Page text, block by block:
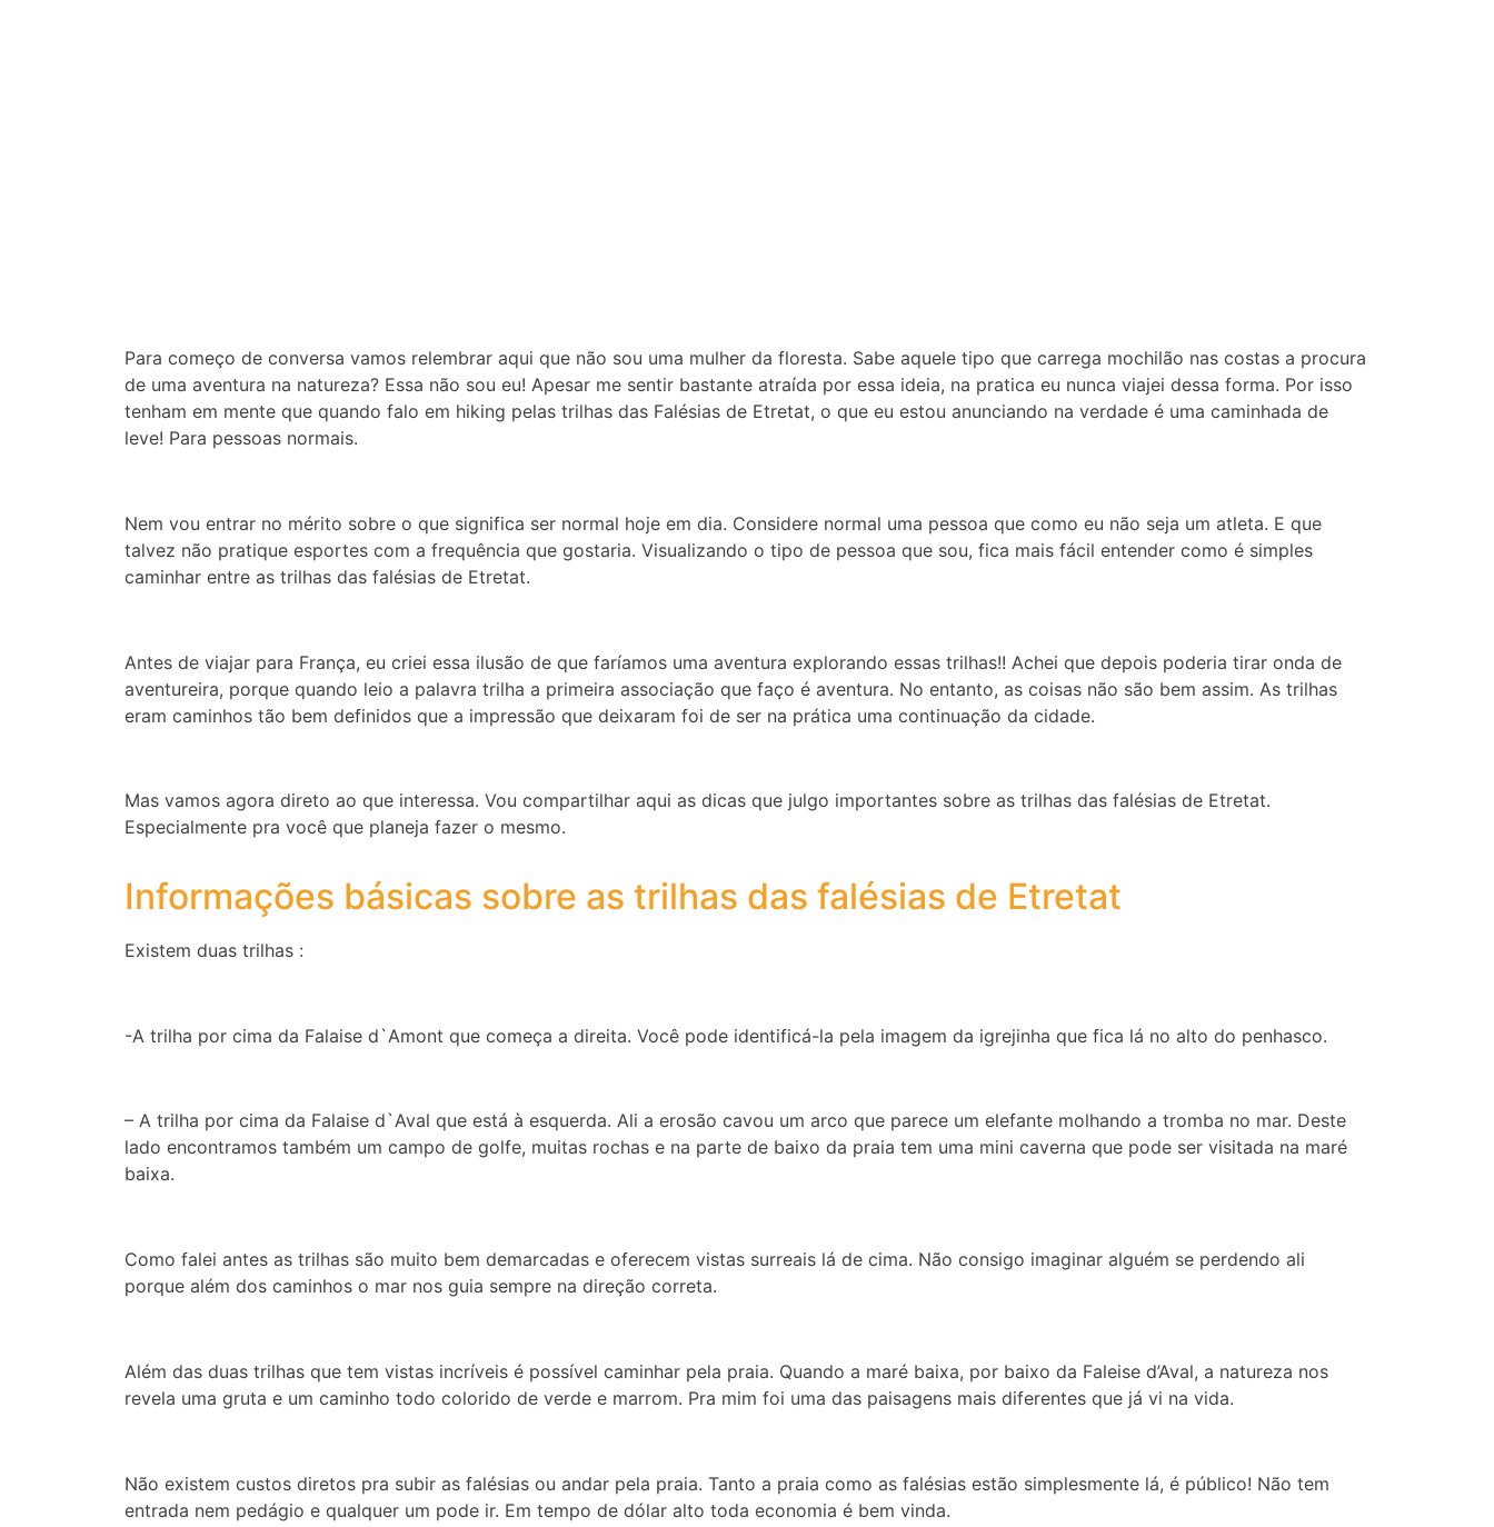
Para começo de conversa vamos relembrar aqui que não sou uma mulher da floresta. Sabe aquele tipo que carrega mochilão nas costas a procura
de uma aventura na natureza? Essa não sou eu! Apesar me sentir bastante atraída por essa ideia, na pratica eu nunca viajei dessa forma. Por isso
tenham em mente que quando falo em hiking pelas trilhas das Falésias de Etretat, o que eu estou anunciando na verdade é uma caminhada de
leve! Para pessoas normais.
Nem vou entrar no mérito sobre o que significa ser normal hoje em dia. Considere normal uma pessoa que como eu não seja um atleta. E que
talvez não pratique esportes com a frequência que gostaria. Visualizando o tipo de pessoa que sou, fica mais fácil entender como é simples
caminhar entre as trilhas das falésias de Etretat.
Antes de viajar para França, eu criei essa ilusão de que faríamos uma aventura explorando essas trilhas!! Achei que depois poderia tirar onda de
aventureira, porque quando leio a palavra trilha a primeira associação que faço é aventura. No entanto, as coisas não são bem assim. As trilhas
eram caminhos tão bem definidos que a impressão que deixaram foi de ser na prática uma continuação da cidade.
Mas vamos agora direto ao que interessa. Vou compartilhar aqui as dicas que julgo importantes sobre as trilhas das falésias de Etretat.
Especialmente pra você que planeja fazer o mesmo.
Informações básicas sobre as trilhas das falésias de Etretat
Existem duas trilhas :
-A trilha por cima da Falaise d`Amont que começa a direita. Você pode identificá-la pela imagem da igrejinha que fica lá no alto do penhasco.
– A trilha por cima da Falaise d`Aval que está à esquerda. Ali a erosão cavou um arco que parece um elefante molhando a tromba no mar. Deste
lado encontramos também um campo de golfe, muitas rochas e na parte de baixo da praia tem uma mini caverna que pode ser visitada na maré
baixa.
Como falei antes as trilhas são muito bem demarcadas e oferecem vistas surreais lá de cima. Não consigo imaginar alguém se perdendo ali
porque além dos caminhos o mar nos guia sempre na direção correta.
Além das duas trilhas que tem vistas incríveis é possível caminhar pela praia. Quando a maré baixa, por baixo da Faleise d’Aval, a natureza nos
revela uma gruta e um caminho todo colorido de verde e marrom. Pra mim foi uma das paisagens mais diferentes que já vi na vida.
Não existem custos diretos pra subir as falésias ou andar pela praia. Tanto a praia como as falésias estão simplesmente lá, é público! Não tem
entrada nem pedágio e qualquer um pode ir. Em tempo de dólar alto toda economia é bem vinda.